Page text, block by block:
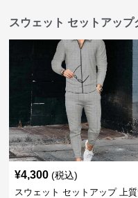
スウェット セットアッ
¥4,300 (税込)
スウェット セットアップ 上